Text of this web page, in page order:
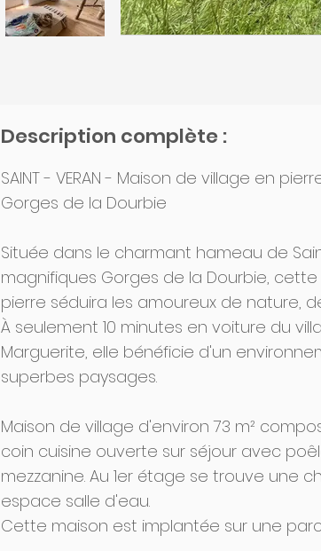
Description complète :
SAINT - VERAN - Maison de village en
Gorges de la Dourbie
Située dans le charmant hameau de
magnifiques Gorges de la Dourbie,
pierre séduira les amoureux de nature,
À seulement 10 minutes en voiture du
Marguerite, elle bénéficie d'un
superbes paysages.
Maison de village d'environ 73 m²
coin cuisine ouverte sur séjour avec
mezzanine. Au 1er étage se trouve une
espace salle d'eau.
Cette maison est implantée sur une